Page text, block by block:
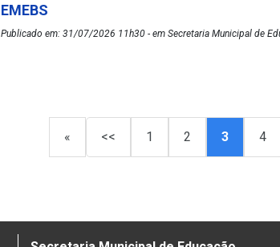
EMEBS
Publicado em: 31/07/2026 11h30 - em Secretaria Municipal de
« << 1 2 3 4